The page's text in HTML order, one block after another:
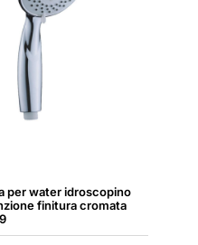
per water idroscopino
finitura cromata